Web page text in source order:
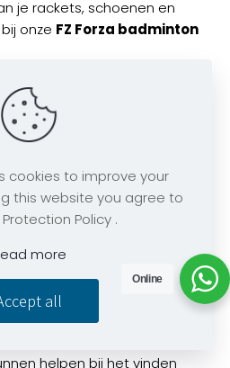
je rackets, schoenen en
onze FZ Forza badminton
compleet met
Forza badminton grips
bij
je FZ Forza badminton
niveaus, speelstijlen
vergelijken
helpen bij het vinden
cookies to improve your
this website you agree to
Policy .
more
all
Online